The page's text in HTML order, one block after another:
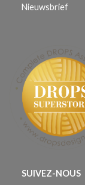
Nieuwsbrief
SUIVEZ-NOUS